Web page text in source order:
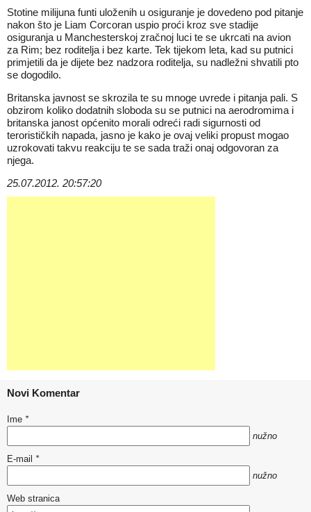
Stotine milijuna funti uloženih u osiguranje je dovedeno pod pitanje
nakon što je Liam Corcoran uspio proći kroz sve stadije
osiguranja u Manchesterskoj zračnoj luci te se ukrcati na avion
za Rim; bez roditelja i bez karte. Tek tijekom leta, kad su putnici
primjetili da je dijete bez nadzora roditelja, su nadležni shvatili pto
se dogodilo.
Britanska javnost se skrozila te su mnoge uvrede i pitanja pali. S
obzirom koliko dodatnih sloboda su se putnici na aerodromima i
britanska janost općenito morali odreći radi sigurnosti od
terorističkih napada, jasno je kako je ovaj veliki propust mogao
uzrokovati takvu reakciju te se sada traži onaj odgovoran za
njega.
25.07.2012. 20:57:20
Novi Komentar
Ime *
nužno
E-mail *
nužno
Web stranica